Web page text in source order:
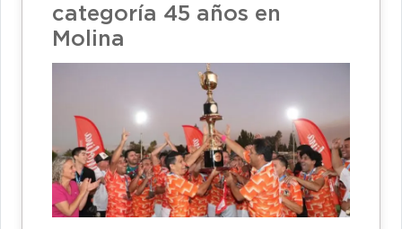
categoría 45 años en
Molina